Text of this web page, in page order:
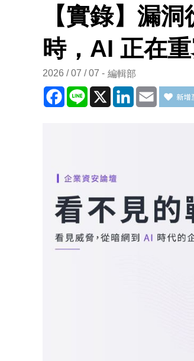
【實錄】漏
時，AI 正在
2026 / 07 / 07 編輯部
Facebook
Line X LinkedInEmail